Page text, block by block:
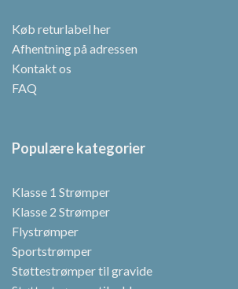
Køb returlabel her
Afhentning på adressen
Kontakt os
FAQ
Populære kategorier
Klasse 1 Strømper
Klasse 2 Strømper
Flystrømper
Sportstrømper
Støttestrømper til gravide